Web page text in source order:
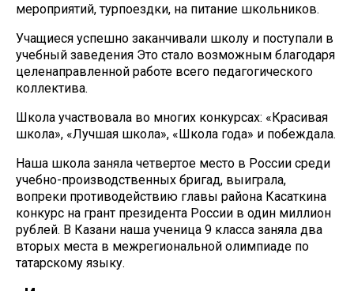
мероприятий, турпоездки, на питание школьников.
Учащиеся успешно заканчивали школу и поступали в
учебный заведения Это стало возможным благодаря
целенаправленной работе всего педагогического
коллектива.
Школа участвовала во многих конкурсах: «Красивая
школа», «Лучшая школа», «Школа года» и побеждала.
Наша школа заняла четвертое место в России среди
учебно-производственных бригад, выиграла,
вопреки противодействию главы района Касаткина
конкурс на грант президента России в один миллион
рублей. В Казани наша ученица 9 класса заняла два
вторых места в межрегиональной олимпиаде по
татарскому языку.